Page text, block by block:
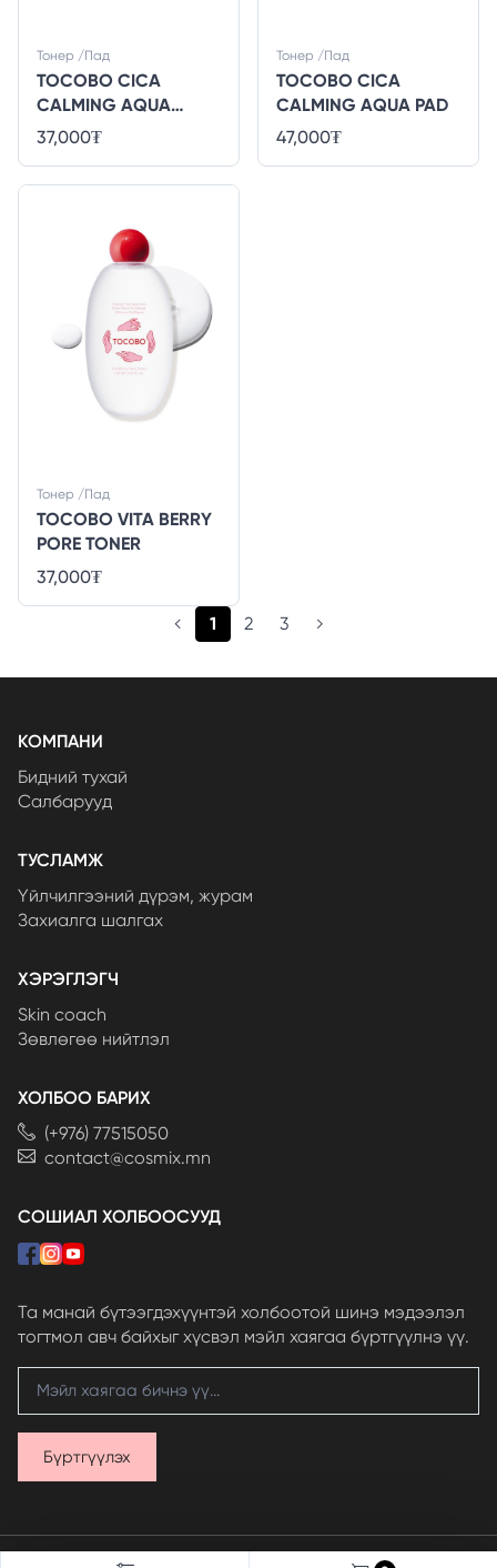
TOCOBO CICA
CALMING AQUA
TONER
Тонер /Пад
37,000₮
TOCOBO CICA
CALMING AQUA PAD
Тонер /Пад
47,000₮
TOCOBO VITA BERRY
PORE TONER
Тонер /Пад
37,000₮
1
(current)2 3
КОМПАНИ
Бидний тухай
Салбарууд
ТУСЛАМЖ
Үйлчилгээний дүрэм, журам
Захиалга шалгах
ХЭРЭГЛЭГЧ
Skin coach
Зөвлөгөө нийтлэл
ХОЛБОО БАРИХ
(+976) 77515050
contact@cosmix.mn
СОШИАЛ ХОЛБООСУУД
Та манай бүтээгдэхүүнтэй холбоотой шинэ мэдээлэл
тогтмол авч байхыг хүсвэл мэйл хаягаа бүртгүүлнэ үү.
Бүртгүүлэх
© 2024 Skinfood LLC, бүх эрх хуулиар хамгаалагдсан.